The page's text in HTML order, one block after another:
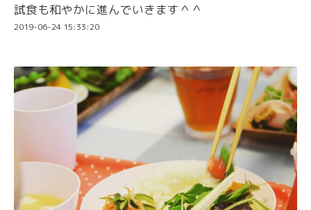
試食も和やかに進んでいきます＾＾
2019-06-24 15:33:20